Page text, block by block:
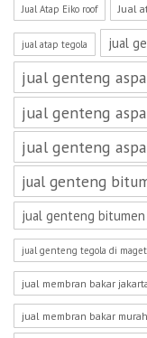
Jual Atap Eiko roof Jual
jual atap tegola jual
jual genteng
jual genteng
jual genteng
jual genteng
jual genteng bitumen
jual genteng tegola di
jual membran bakar
jual membran bakar